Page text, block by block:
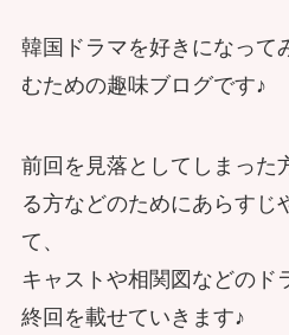
韓国ドラマを好きになって
むための趣味ブログです♪
前回を見落としてしまった
る方などのためにあらすじ
て、
キャストや相関図などのド
終回を載せていきます♪